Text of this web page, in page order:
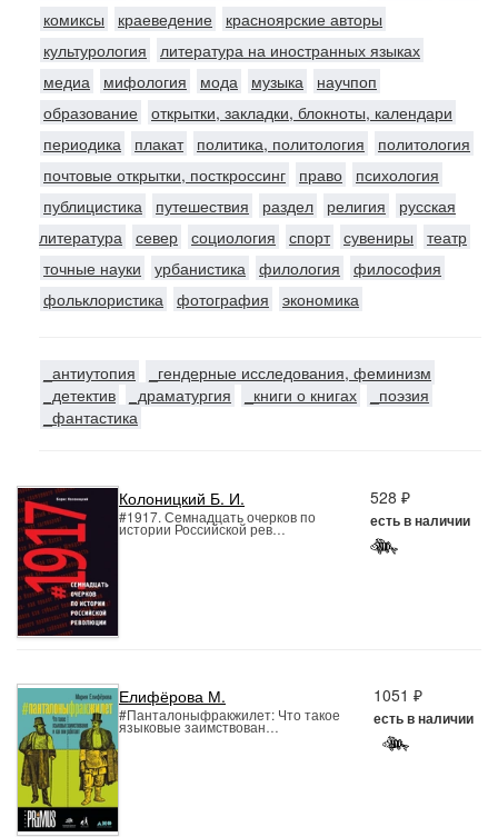
комиксы
краеведение
красноярские авторы
культурология
литература на иностранных языках
медиа
мифология мода музыка
научпоп
образование открытки, закладки, блокноты, календари
периодика
плакат политика, политология
политология
почтовые открытки, посткроссинг
право
психология
публицистика
путешествия раздел религия
русская
литература север социология спорт сувениры
театр
точные науки
урбанистика филология
философия
фольклористика фотография экономика
_антиутопия
_гендерные исследования, феминизм
_детектив
_драматургия _книги о книгах
_поэзия
_фантастика
Колоницкий Б. И.
#1917. Семнадцать очерков по
истории Российской рев…
528 ₽
есть в наличии
Елифёрова М.
#Панталоныфракжилет: Что такое
языковые заимствован…
1051 ₽
есть в наличии